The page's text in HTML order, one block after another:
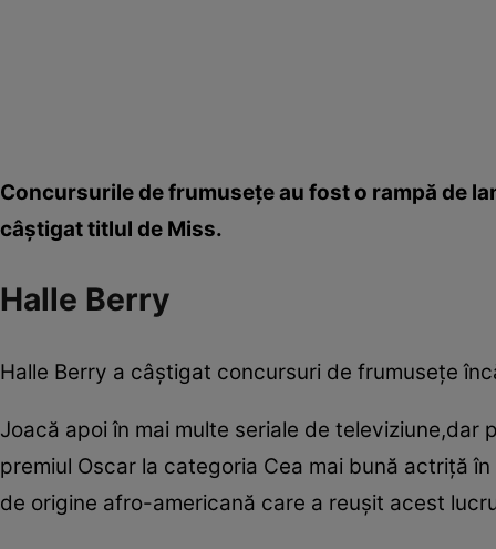
Concursurile de frumuseţe au fost o rampă de
câştigat titlul de Miss.
Halle Berry
Halle Berry a câştigat concursuri de frumuseţe
Joacă apoi în mai multe seriale de televiziune,dar
premiul Oscar la categoria Cea mai bună actriţă
de origine afro-americană care a reuşit acest